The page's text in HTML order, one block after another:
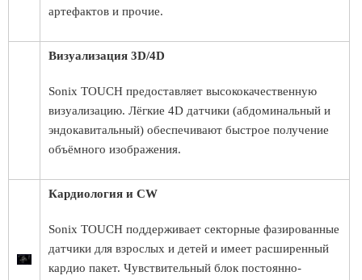
артефактов и прочие.
Визуализация 3D/4D
Sonix TOUCH предоставляет высококачественную
визуализацию. Лёгкие 4D датчики (абдоминальный и
эндокавитальный) обеспечивают быстрое получение
объёмного изображения.
Кардиология и CW
Sonix TOUCH поддерживает секторные фазированные
датчики для взрослых и детей и имеет расширенный
кардио пакет. Чувствительный блок постоянно-